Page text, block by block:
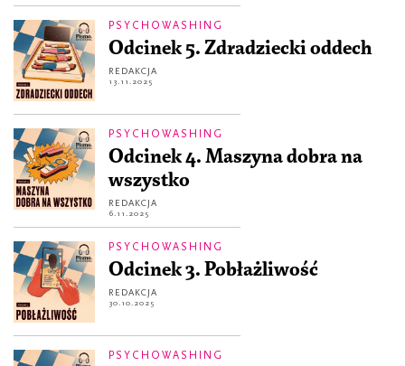
PSYCHOWASHING
Odcinek 5. Zdradziecki oddech
REDAKCJA
13.11.2025
PSYCHOWASHING
Odcinek 4. Maszyna dobra na
wszystko
REDAKCJA
6.11.2025
PSYCHOWASHING
Odcinek 3. Pobłażliwość
REDAKCJA
30.10.2025
PSYCHOWASHING